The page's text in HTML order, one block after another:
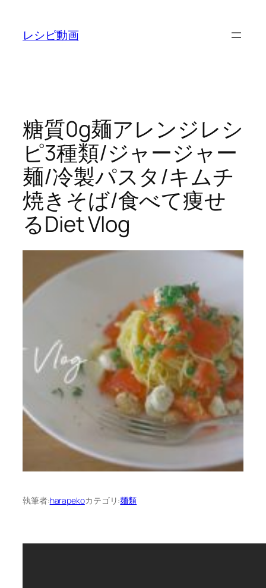
レシピ動画
糖質0g麺アレンジレシ
ピ3種類/ジャージャー
麺/冷製パスタ/キムチ
焼きそば/食べて痩せ
るDiet Vlog
執筆者:harapekoカテゴリ:麺類